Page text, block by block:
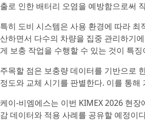
출로 인한 배터리 오염을 예방함으로써
특히 도비 시스템은 사용 환경에 따라 최
산하면서 다수의 차량을 집중 관리하기
게 보충 작업을 수행할 수 있는 것이 특징
주목할 점은 보충량 데이터를 기반으로
정도와 교체 시기를 판별한다. 이를 통
케이-비엠에스는 이번 KIMEX 2026 현
감 데이터와 적용 사례를 공유할 예정이